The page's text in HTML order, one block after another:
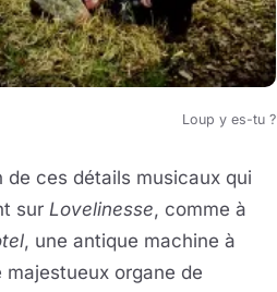
Loup y es-tu ?
ces détails musicaux qui
sur Lovelinesse, comme à
, une antique machine à
organe de